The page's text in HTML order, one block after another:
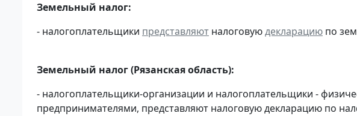
Земельный налог:
- налогоплательщики представляют налоговуюдекларацию по
Земельный налог (Рязанская область):
- налогоплательщики-организации и налогоплательщики -
предпринимателями, представляют налоговую декларацию по